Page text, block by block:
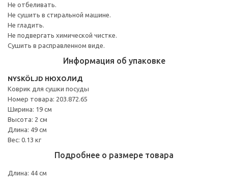
Не отбеливать.
Не сушить в стиральной машине.
Не гладить.
Не подвергать химической чистке.
Сушить в расправленном виде.
Информация об упаковке
NYSKÖLJD НЮХОЛИД
Коврик для сушки посуды
Номер товара: 203.872.65
Ширина: 19 см
Высота: 2 см
Длина: 49 см
Вес: 0.13 кг
Подробнее о размере товара
Длина: 44 см